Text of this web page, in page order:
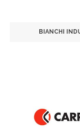
BIANCHI